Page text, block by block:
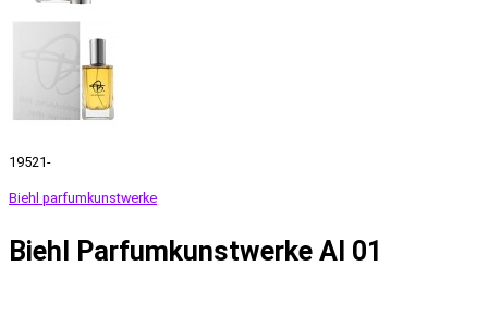
19521-
Biehl parfumkunstwerke
Biehl Parfumkunstwerke Al 01